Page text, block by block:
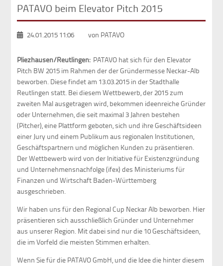
PATAVO beim Elevator Pitch 2015
24.01.2015 11:06 von PATAVO
Pliezhausen/Reutlingen: PATAVO hat sich für den Elevator
Pitch BW 2015 im Rahmen der der Gründermesse Neckar-Alb
beworben. Diese findet am 13.03.2015 in der Stadthalle
Reutlingen statt. Bei diesem Wettbewerb, der 2015 zum
zweiten Mal ausgetragen wird, bekommen ideenreiche Gründer
oder Unternehmen, die seit maximal 3 Jahren bestehen
(Pitcher), eine Plattform geboten, sich und ihre Geschäftsideen
einer Jury und einem Publikum aus regionalen Institutionen,
Geschäftspartnern und möglichen Kunden zu präsentieren.
Der Wettbewerb wird von der Initiative für Existenzgründung
und Unternehmensnachfolge (ifex) des Ministeriums für
Finanzen und Wirtschaft Baden-Württemberg
ausgeschrieben.
Wir haben uns für den Regional Cup Neckar Alb beworben. Hier
präsentieren sich ausschließlich Gründer und Unternehmer
aus unserer Region. Mit dabei sind nur die 10 Geschäftsideen,
die im Vorfeld die meisten Stimmen erhalten.
Wenn Sie für die PATAVO GmbH, und die Idee die hinter diesem